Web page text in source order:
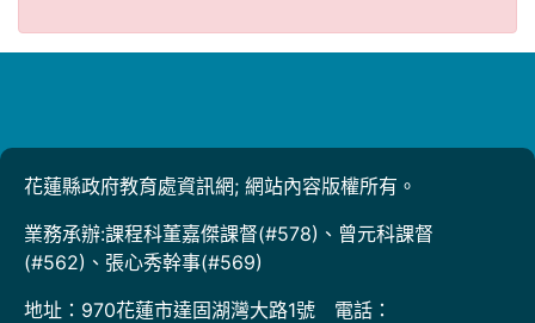
花蓮縣政府教育處資訊網; 網站內容版權所有。
業務承辦:課程科董嘉傑課督(#578)、曾元科課督
(#562)、張心秀幹事(#569)
地址：970花蓮市達固湖灣大路1號 電話：